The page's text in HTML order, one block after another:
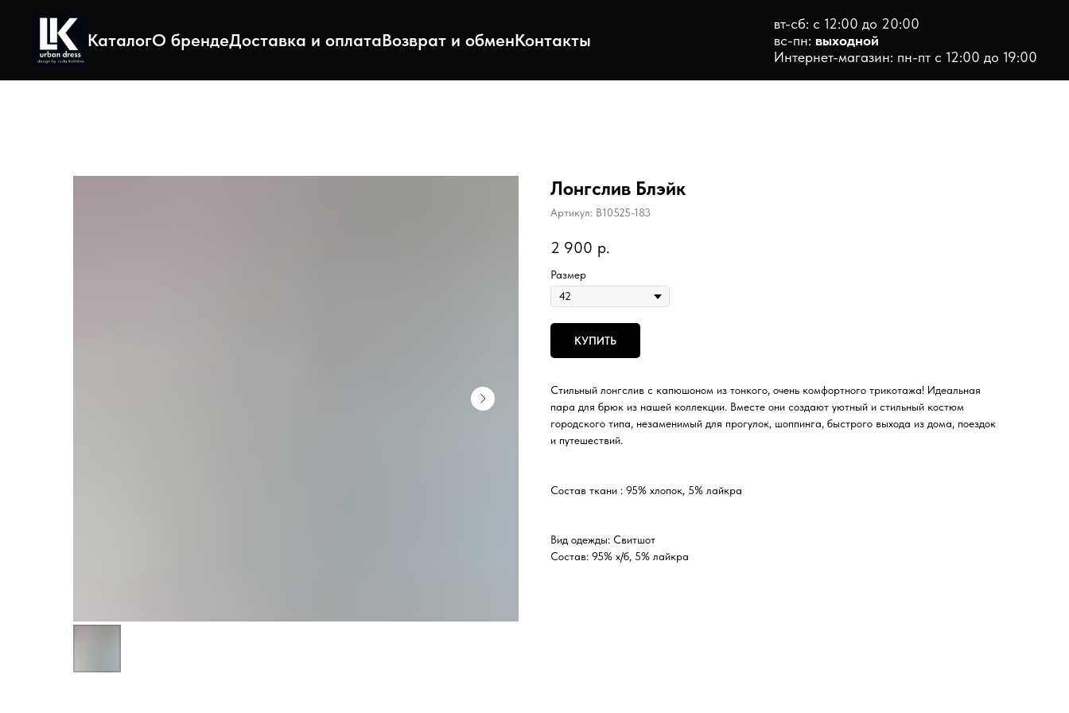
КаталогО брендеДоставка и оплатаВозврат и обменКонтакты
вт-сб: с 12:00 до 20:00
вс-пн: выходной
Интернет-магазин: пн-пт с 12:00 до 19:00
Лонгслив Блэйк
Артикул: B10525-183
2 900 р.
Размер
КУПИТЬ
Стильный лонгслив с капюшоном из тонкого, очень комфортного трикотажа! Идеальная
пара для брюк из нашей коллекции. Вместе они создают уютный и стильный костюм
городского типа, незаменимый для прогулок, шоппинга, быстрого выхода из дома, поездок
и путешествий.
Состав ткани : 95% хлопок, 5% лайкра
Вид одежды: Свитшот
Состав: 95% х/б, 5% лайкра